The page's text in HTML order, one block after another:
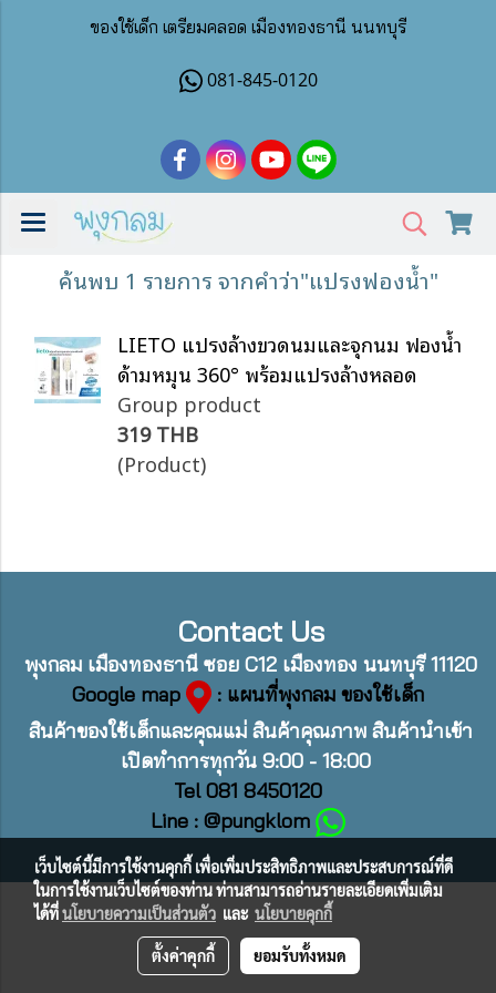
ของใช้เด็ก เตรียมคลอด เมืองทองธานี นนทบุรี
081-845-0120
ค้นพบ 1 รายการ จากคำว่า"แปรงฟองน้ำ"
LIETO แปรงล้างขวดนมและจุกนม ฟองน้ำ
ด้ามหมุน 360° พร้อมแปรงล้างหลอด
Group product
319 THB
(Product)
Contact Us
พุงกลม เมืองทองธานี ซอย C12 เมืองทอง นนทบุรี 11120
Google map
: แผนที่พุงกลม ของใช้เด็ก
สินค้าของใช้เด็กและคุณแม่ สินค้าคุณภาพ สินค้านำเข้า
เปิดทำการทุกวัน 9:00 - 18:00
Tel 081 8450120
Line : @pungklom
เว็บไซต์นี้มีการใช้งานคุกกี้ เพื่อเพิ่มประสิทธิภาพและประสบการณ์ที่ดี
ในการใช้งานเว็บไซต์ของท่าน ท่านสามารถอ่านรายละเอียดเพิ่มเติม
ได้ที่นโยบายความเป็นส่วนตัว และ นโยบายคุกกี้
ตั้งค่าคุกกี้ ยอมรับทั้งหมด